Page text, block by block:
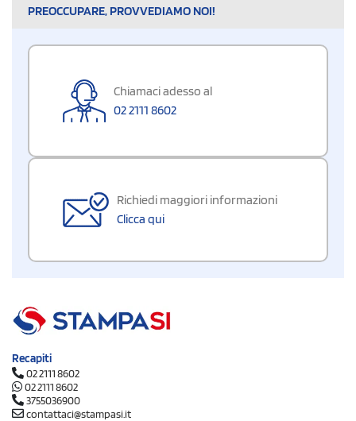
PREOCCUPARE, PROVVEDIAMO NOI!
Chiamaci adesso al
02 2111 8602
Richiedi maggiori informazioni
Clicca qui
Recapiti
02 2111 8602
02 2111 8602
3755036900
contattaci@stampasi.it